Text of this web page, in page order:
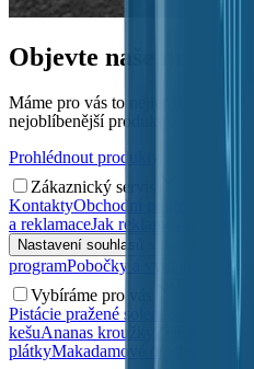
Objevte naše
Máme pro vás to nejlepší, co si
nejoblíbenější produkty.
Prohlédnout produkty
Zákaznický servis
KontaktyObchodní podmínky
a reklamaceJak reklamovat?
Nastavení souhlasů s personalizací
programPobočky a výdejní místa
Vybíráme pro vás
Pistácie pražené solené
kešuAnanas kroužky
plátkyMakadamové ořechy
Zdravé